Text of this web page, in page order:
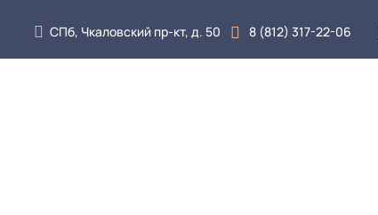
СПб, Чкаловский пр-кт, д. 50 8 (812) 317-22-06